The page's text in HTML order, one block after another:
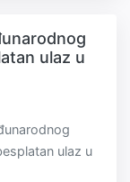
ulaz u
ulaz u